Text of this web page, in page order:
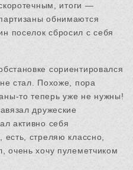
итоги —
обнимаются
поселок сбросил с себя
сориентировался
стал. Похоже, пора
то теперь уже не нужны!
дружеские
активно себя
стреляю классно,
очень хочу пулеметчиком